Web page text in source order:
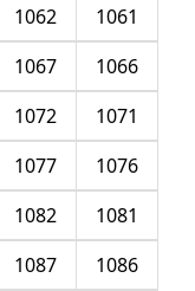
1061
1062
1066
1067
1071
1072
1076
1077
1081
1082
1086
1087